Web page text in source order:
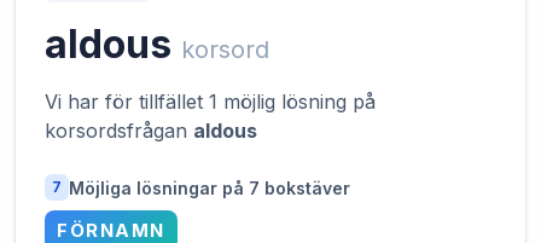
aldous korsord
Vi har för tillfället 1 möjlig lösning på
korsordsfrågan aldous
7 Möjliga lösningar på 7 bokstäver
FÖRNAMN